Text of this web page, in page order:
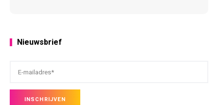
Nieuwsbrief